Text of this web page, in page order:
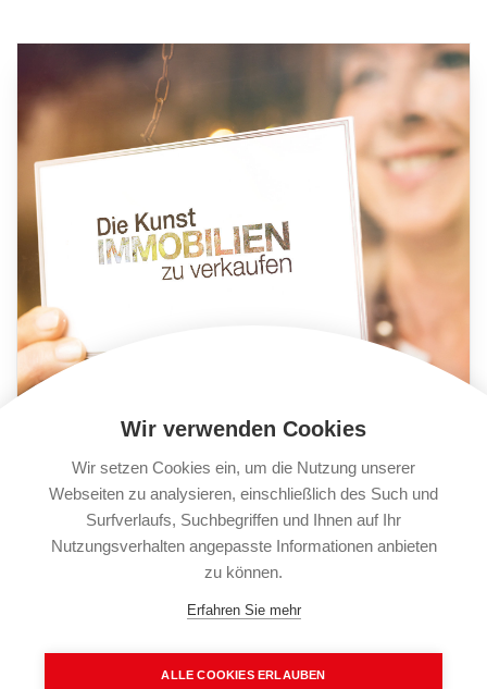
Mit der richtigen Inszenierung und
Wir verwenden Cookies
Wir setzen Cookies ein, um die Nutzung unserer
Webseiten zu analysieren, einschließlich des Such und
Surfverlaufs, Suchbegriffen und Ihnen auf Ihr
Nutzungsverhalten angepasste Informationen anbieten
zu können.
Erfahren Sie mehr
ALLE COOKIES ERLAUBEN